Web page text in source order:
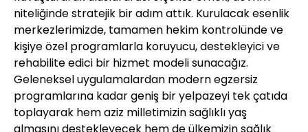
niteliğinde stratejik bir adım attık. Kurulacak esenlik
merkezlerimizde, tamamen hekim kontrolünde ve
kişiye özel programlarla koruyucu, destekleyici ve
rehabilite edici bir hizmet modeli sunacağız.
Geleneksel uygulamalardan modern egzersiz
programlarına kadar geniş bir yelpazeyi tek çatıda
toplayarak hem aziz milletimizin sağlıklı yaş
almasını destekleyecek hem de ülkemizin sağlık